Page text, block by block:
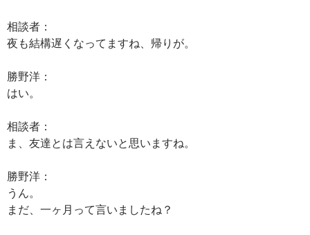
相談者：
夜も結構遅くなってますね、帰りが。
勝野洋：
はい。
相談者：
ま、友達とは言えないと思いますね。
勝野洋：
うん。
まだ、一ヶ月って言いましたね？